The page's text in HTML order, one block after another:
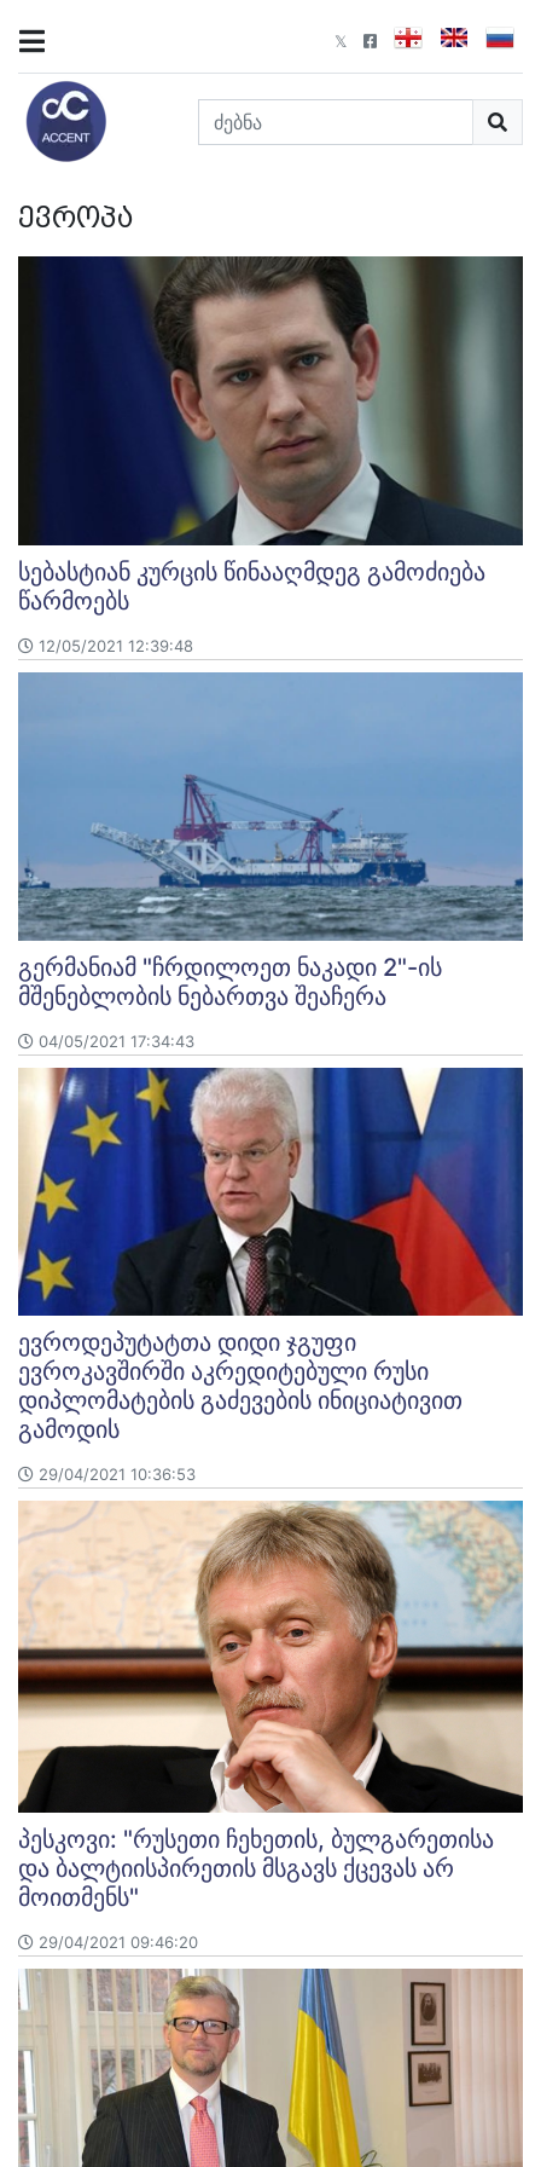
ევროპა
სებასტიან კურცის წინააღმდეგ გამოძიება
წარმოებს
12/05/2021 12:39:48
გერმანიამ "ჩრდილოეთ ნაკადი 2"-ის
მშენებლობის ნებართვა შეაჩერა
04/05/2021 17:34:43
ევროდეპუტატთა დიდი ჯგუფი
ევროკავშირში აკრედიტებული რუსი
დიპლომატების გაძევების ინიციატივით
გამოდის
29/04/2021 10:36:53
პესკოვი: "რუსეთი ჩეხეთის, ბულგარეთისა
და ბალტიისპირეთის მსგავს ქცევას არ
მოითმენს"
29/04/2021 09:46:20